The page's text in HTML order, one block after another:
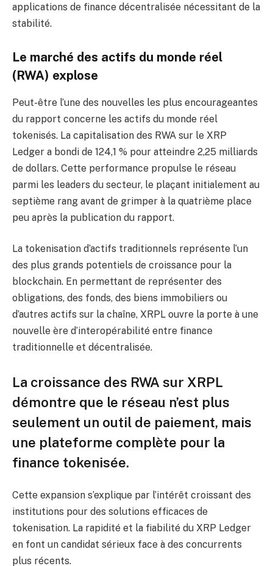
applications de finance décentralisée nécessitant de la
stabilité.
Le marché des actifs du monde réel
(RWA) explose
Peut-être l’une des nouvelles les plus encourageantes
du rapport concerne les actifs du monde réel
tokenisés. La capitalisation des RWA sur le XRP
Ledger a bondi de 124,1 % pour atteindre 2,25 milliards
de dollars. Cette performance propulse le réseau
parmi les leaders du secteur, le plaçant initialement au
septième rang avant de grimper à la quatrième place
peu après la publication du rapport.
La tokenisation d’actifs traditionnels représente l’un
des plus grands potentiels de croissance pour la
blockchain. En permettant de représenter des
obligations, des fonds, des biens immobiliers ou
d’autres actifs sur la chaîne, XRPL ouvre la porte à une
nouvelle ère d’interopérabilité entre finance
traditionnelle et décentralisée.
La croissance des RWA sur XRPL
démontre que le réseau n’est plus
seulement un outil de paiement, mais
une plateforme complète pour la
finance tokenisée.
Cette expansion s’explique par l’intérêt croissant des
institutions pour des solutions efficaces de
tokenisation. La rapidité et la fiabilité du XRP Ledger
en font un candidat sérieux face à des concurrents
plus récents.